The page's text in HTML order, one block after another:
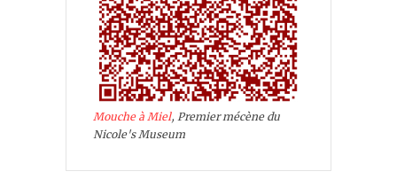
Mouche à Miel, Premier mécène du
Nicole's Museum